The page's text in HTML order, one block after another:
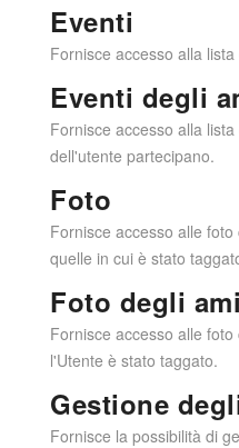
Eventi
Fornisce accesso alla
Eventi degli
Fornisce accesso alla
dell'utente partecipano.
Foto
Fornisce accesso alle
quelle in cui è stato
Foto degli
Fornisce accesso alle
l'Utente è stato taggato.
Gestione
Fornisce la possibilità di